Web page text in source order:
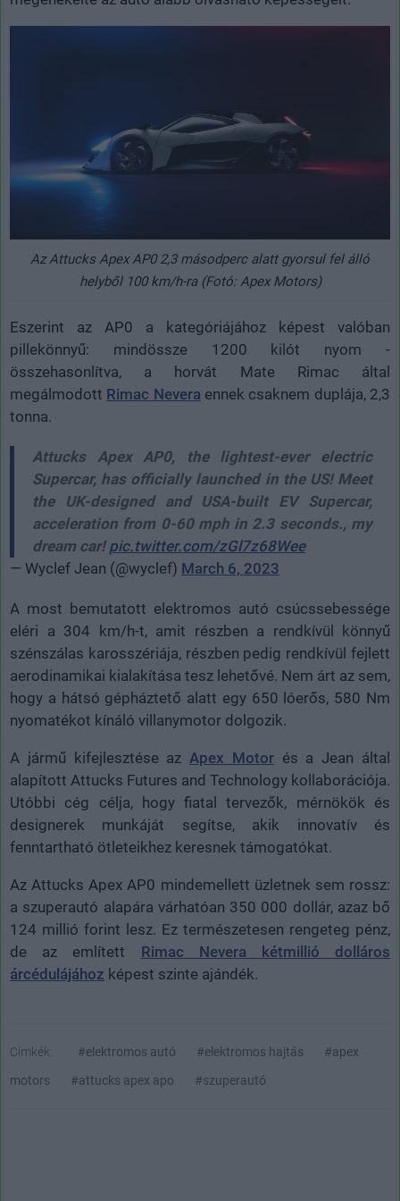
Az Attucks Apex AP0 2,3 másodperc alatt gyorsul fel álló
helyből 100 km/h-ra (Fotó: Apex Motors)
Eszerint az AP0 a kategóriájához képest valóban
pillekönnyű: mindössze 1200 kilót nyom -
összehasonlítva, a horvát Mate Rimac által
megálmodott Rimac Nevera ennek csaknem duplája, 2,3
tonna.
Attucks Apex AP0, the lightest-ever electric
Supercar, has officially launched in the US! Meet
the UK-designed and USA-built EV Supercar,
acceleration from 0-60 mph in 2.3 seconds., my
dream car! pic.twitter.com/zGl7z68Wee
— Wyclef Jean (@wyclef) March 6, 2023
A most bemutatott elektromos autó csúcssebessége
eléri a 304 km/h-t, amit részben a rendkívül könnyű
szénszálas karosszériája, részben pedig rendkívül fejlett
aerodinamikai kialakítása tesz lehetővé. Nem árt az sem,
hogy a hátsó gépháztető alatt egy 650 lóerős, 580 Nm
nyomatékot kínáló villanymotor dolgozik.
A jármű kifejlesztése azApex Motorés a Jean által
alapított Attucks Futures and Technology kollaborációja.
Utóbbi cég célja, hogy fiatal tervezők, mérnökök és
designerek munkáját segítse, akik innovatív és
fenntartható ötleteikhez keresnek támogatókat.
Az Attucks Apex AP0 mindemellett üzletnek sem rossz:
a szuperautó alapára várhatóan 350 000 dollár, azaz bő
124 millió forint lesz. Ez természetesen rengeteg pénz,
de az említett Rimac Nevera kétmillió dolláros
árcédulájához képest szinte ajándék.
Címkék: #elektromos autó #elektromos hajtás
#apex
motors
#attucks apex apo #szuperautó